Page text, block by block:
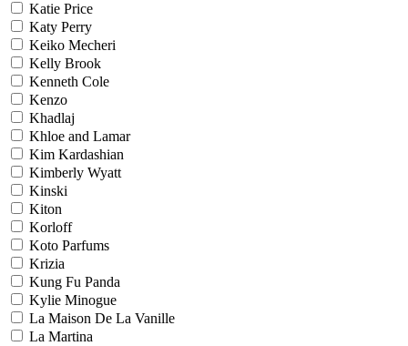
Katie Price
Katy Perry
Keiko Mecheri
Kelly Brook
Kenneth Cole
Kenzo
Khadlaj
Khloe and Lamar
Kim Kardashian
Kimberly Wyatt
Kinski
Kiton
Korloff
Koto Parfums
Krizia
Kung Fu Panda
Kylie Minogue
La Maison De La Vanille
La Martina